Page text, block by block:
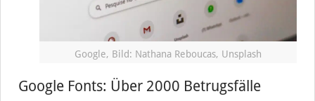
Google, Bild: Nathana Reboucas, Unsplash
Google Fonts: Über 2000 Betrugsfälle